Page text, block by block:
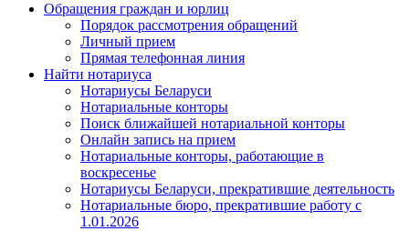
Обращения граждан и юрлиц
Порядок рассмотрения обращений
Личный прием
Прямая телефонная линия
Найти нотариуса
Нотариусы Беларуси
Нотариальные конторы
Поиск ближайшей нотариальной конторы
Онлайн запись на прием
Нотариальные конторы, работающие в
воскресенье
Нотариусы Беларуси, прекратившие деятельность
Нотариальные бюро, прекратившие работу с
1.01.2026